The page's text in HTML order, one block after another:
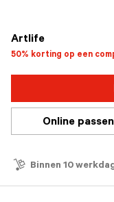
Artlife
50% korting op een
Online passen
Binnen 10